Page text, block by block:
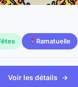
Ramatuelle
Voir les détails →